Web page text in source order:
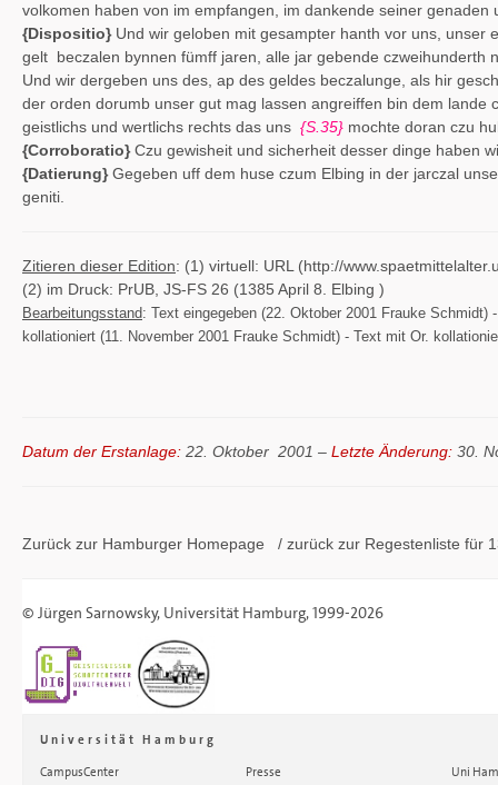
volkomen haben von im empfangen, im dankende seiner
{Dispositio}Und wir geloben mit gesampter hanth vor uns, unser
gelt beczalen bynnen fümff jaren, alle jar gebende czweihunderth
Und wir dergeben uns des, ap des geldes beczalunge, als hir
der orden dorumb unser gut mag lassen angreiffen bin dem
geistlichs und wertlichs rechts das uns {S.35} mochte doran czu
{Corroboratio}Czu gewisheit und sicherheit desser dinge haben
{Datierung}Gegeben uff dem huse czum Elbing in der jarczal
geniti.
Zitieren dieser Edition: (1) virtuell: URL (http://
(2) im Druck: PrUB, JS-FS 26 (1385 April 8. Elbing )
Bearbeitungsstand: Text eingegeben (22. Oktober 2001 Frauke
kollationiert (11. November 2001 Frauke Schmidt) - Text mit Or.
Datum der Erstanlage: 22. Oktober 2001 – Letzte Änderung: 30.
Zurück zur Hamburger Homepage / zurück zur Regestenliste für
© Jürgen Sarnowsky, Universität Hamburg, 1999-2026